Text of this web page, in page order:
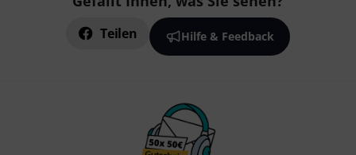
Teilen Hilfe & Feedback